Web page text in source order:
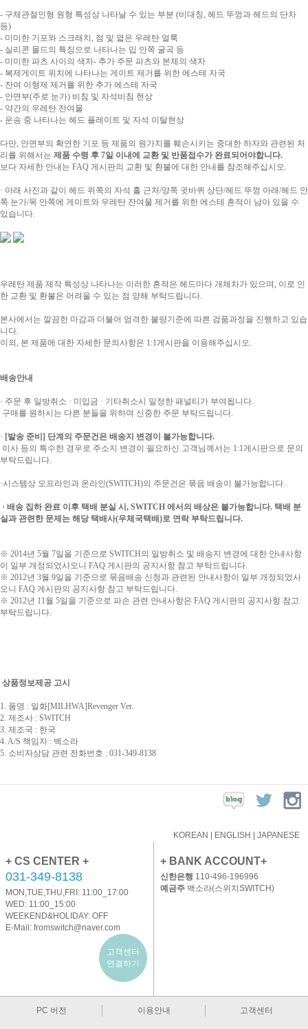
- 구체관절인형 원형 특성상 나타날 수 있는 부분 (비대칭, 헤드 뚜껑과 헤드의 단차
등)
- 미미한 기포와 스크래치, 점 및 엷은 우레탄 얼룩
- 실리콘 몰드의 특징으로 나타나는 입 안쪽 굴곡 등
- 미미한 파츠 사이의 색차- 추가 주문 파츠와 본체의 색차
- 복제게이트 위치에 나타나는 게이트 제거를 위한 에스테 자국
- 잔여 이형제 제거를 위한 추가 에스테 자국
- 안면부(주로 눈가) 비침 및 자석비침 현상
- 약간의 우레탄 잔여물
- 운송 중 나타나는 헤드 플레이트 및 자석 이탈현상
다만, 안면부의 확연한 기포 등 제품의 원가치를 훼손시키는 중대한 하자와 관련된 처
리를 위해서는 제품 수령 후 7일 이내에 교환 및 반품접수가 완료되어야합니다.
보다 자세한 안내는 FAQ 게시판의 교환 및 환불에 대한 안내를 참조해주십시오.
· 아래 사진과 같이 헤드 위쪽의 자석 홀 근처/양쪽 귓바퀴 상단/헤드 뚜껑 아래/헤드 안
쪽 눈가/목 안쪽에 게이트와 우레탄 잔여물 제거를 위한 에스테 흔적이 남아 있을 수
있습니다.
우레탄 제품 제작 특성상 나타나는 이러한 흔적은 헤드마다 개체차가 있으며, 이로 인
한 교환 및 환불은 어려울 수 있는 점 양해 부탁드립니다.
본사에서는 깔끔한 마감과 더불어 엄격한 불량기준에 따른 검품과정을 진행하고 있습
니다.
이외, 본 제품에 대한 자세한 문의사항은 1:1게시판을 이용해주십시오.
배송안내
· 주문 후 일방취소 · 미입금 · 기타취소시 일정한 패널티가 부여됩니다.
구매를 원하시는 다른 분들을 위하여 신중한 주문 부탁드립니다.
· [발송 준비] 단계의 주문건은 배송지 변경이 불가능합니다.
이사 등의 특수한 경우로 주소지 변경이 필요하신 고객님께서는 1:1게시판으로 문의
부탁드립니다.
·시스템상 오프라인과 온라인(SWITCH)의 주문건은 묶음 배송이 불가능합니다.
· 배송 집하 완료 이후 택배 분실 시, SWITCH 에서의 배상은 불가능합니다. 택배 분
실과 관련한 문제는 해당 택배사(우체국택배)로 연락 부탁드립니다.
※ 2014년 5월 7일을 기준으로 SWITCH의 일방취소 및 배송지 변경에 대한 안내사항
이 일부 개정되었사오니 FAQ 게시판의 공지사항 참고 부탁드립니다.
※ 2012년 3월 9일을 기준으로 묶음배송 신청과 관련된 안내사항이 일부 개정되었사
오니 FAQ 게시판의 공지사항 참고 부탁드립니다.
※ 2012년 11월 5일을 기준으로 파손 관련 안내사항은 FAQ 게시판의 공지사항 참고
부탁드립니다.
상품정보제공 고시
1. 품명 : 밀화[MILHWA]Revenger Ver.
2. 제조사 : SWITCH
3. 제조국 : 한국
4. A/S 책임자 : 백소라
5. 소비자상담 관련 전화번호 : 031-349-8138
KOREAN | ENGLISH | JAPANESE
+ CS CENTER +
031-349-8138
MON,TUE,THU,FRI: 11:00_17:00
WED: 11:00_15:00
WEEKEND&HOLIDAY: OFF
E-Mail: fromswitch@naver.com
고객센터
연결하기
+ BANK ACCOUNT+
신한은행 110-496-196996
예금주백소라(스위치SWITCH)
PC 버전 이용안내 고객센터